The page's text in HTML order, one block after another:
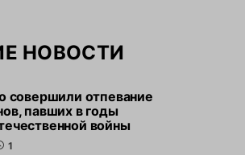
НОВОСТИ
совершили отпевание
павших в годы
войны
1